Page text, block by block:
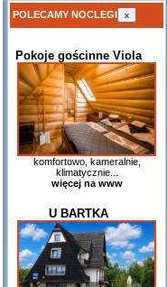
POLECAMY NOCLEGI x
Pokoje gościnne Viola
komfortowo, kameralnie,
klimatycznie...
więcej na www
U BARTKA